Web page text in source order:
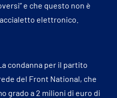
e che questo non è
elettronico.
condanna per il partito
del Front National, che
grado a 2 milioni di euro di